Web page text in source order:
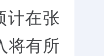
计在张
将有所